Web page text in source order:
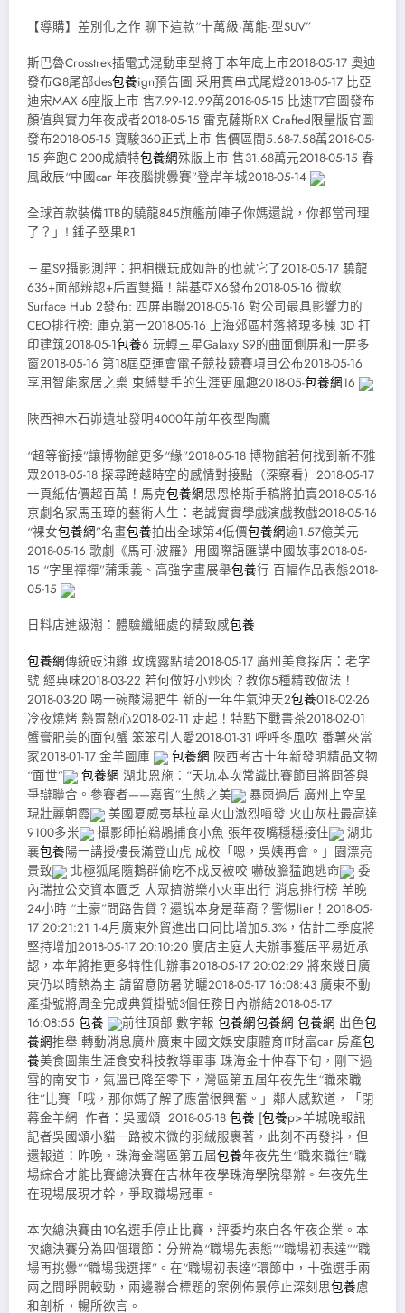
【導購】差別化之作 聊下這款“十萬級·萬能·型SUV”
斯巴魯Crosstrek插電式混動車型將于本年底上市2018-05-17 奧迪
發布Q8尾部des包養ign預告圖 采用貫串式尾燈2018-05-17 比亞
迪宋MAX 6座版上市 售7.99-12.99萬2018-05-15 比速T7官圖發布
顏值與實力年夜成者2018-05-15 雷克薩斯RX Crafted限量版官圖
發布2018-05-15 寶駿360正式上市 售價區間5.68-7.58萬2018-05-
15 奔跑C 200成績特包養網殊版上市 售31.68萬元2018-05-15 春
風啟辰“中國car 年夜腦挑釁賽”登岸羊城2018-05-14
全球首款裝備1TB的驍龍845旗艦前陣子你媽還說，你都當司理
了？」! 錘子堅果R1
三星S9攝影測評：把相機玩成如許的也就它了2018-05-17 驍龍
636+面部辨認+后置雙攝！諾基亞X6發布2018-05-16 微軟
Surface Hub 2發布: 四屏串聯2018-05-16 對公司最具影響力的
CEO排行榜: 庫克第一2018-05-16 上海郊區村落將現多棟 3D 打
印建筑2018-05-1包養6 玩轉三星Galaxy S9的曲面側屏和一屏多
窗2018-05-16 第18屆亞運會電子競技競賽項目公布2018-05-16
享用智能家居之樂 束縛雙手的生涯更風趣2018-05-包養網16
陜西神木石峁遺址發明4000年前年夜型陶鷹
“超等銜接”讓博物館更多“緣”2018-05-18 博物館若何找到新不雅
眾2018-05-18 探尋跨越時空的感情對接點（深察看）2018-05-17
一頁紙估價超百萬！馬克包養網思恩格斯手稿將拍賣2018-05-16
京劇名家馬玉璋的藝術人生：老誠實實學戲演戲教戲2018-05-16
“裸女包養網”名畫包養拍出全球第4低價包養網逾1.57億美元
2018-05-16 歌劇《馬可·波羅》用國際語匯講中國故事2018-05-
15 “字里禪禪”蒲秉義、高強字畫展舉包養行 百幅作品表態2018-
05-15
日料店進級潮：體驗纖細處的精致感包養
包養網傳統豉油雞 玫瑰露點睛2018-05-17 廣州美食探店：老字
號 經典味2018-03-22 若何做好小炒肉？教你5種精致做法！
2018-03-20 喝一碗酸湯肥牛 新的一年牛氣沖天2包養018-02-26
冷夜燒烤 熱胃熱心2018-02-11 走起！特點下戰書茶2018-02-01
蟹膏肥美的面包蟹 笨笨引人愛2018-01-31 呼呼冬風吹 番薯來當
家2018-01-17 金羊圖庫
包養網 陜西考古十年新發明精品文物
“面世”
包養網 湖北恩施：“天坑本次常識比賽節目將問答與
爭辯聯合。參賽者——嘉賓”生態之美
暴雨過后 廣州上空呈
現壯麗朝霞
美國夏威夷基拉韋火山激烈噴發 火山灰柱最高達
9100多米
攝影師拍鵜鶘捕食小魚 張年夜嘴穩穩接住
湖北
襄包養陽一講授樓長滿登山虎 成校「嗯，吳姨再會。」園漂亮
景致
北極狐尾隨鵝群偷吃不成反被咬 嚇破膽猛跑逃命
委
內瑞拉公交資本匱乏 大眾擠游樂小火車出行 消息排行榜 羊晚
24小時 “土豪”問路告貸？還說本身是華裔？警惕lier！2018-05-
17 20:21:21 1-4月廣東外貿進出口同比增加5.3%，估計二季度將
堅持增加2018-05-17 20:10:20 廣店主庭大夫辦事獲居平易近承
認，本年將推更多特性化辦事2018-05-17 20:02:29 將來幾日廣
東仍以晴熱為主 請留意防暑防曬2018-05-17 16:08:43 廣東不動
產掛號將周全完成典質掛號3個任務日內辦結2018-05-17
16:08:55 包養 前往頂部 數字報 包養網包養網 包養網 出色包
養網推舉 轉動消息廣州廣東中國文娛安康體育IT財富car 房產包
養美食圖集生涯食安科技教導軍事 珠海金十仲春下旬，剛下過
雪的南安市，氣溫已降至零下，灣區第五屆年夜先生“職來職
往”比賽「哦，那你媽了解了應當很興奮。」鄰人感歎道，「閉
幕金羊網 作者：吳國頌 2018-05-18 包養 [包養p>羊城晚報訊
記者吳國頌小貓一路被宋微的羽絨服裹著，此刻不再發抖，但
還報道：昨晚，珠海金灣區第五屆包養年夜先生“職來職往”職
場綜合才能比賽總決賽在吉林年夜學珠海學院舉辦。年夜先生
在現場展現才幹，爭取職場冠軍。
本次總決賽由10名選手停止比賽，評委均來自各年夜企業。本
次總決賽分為四個環節：分辨為“職場先表態”“職場初表達”“職
場再挑釁”“職場我選擇”。在“職場初表達”環節中，十強選手兩
兩之間睜開較勁，兩邊聯合標題的案例佈景停止深刻思包養慮
和剖析，暢所欲言。